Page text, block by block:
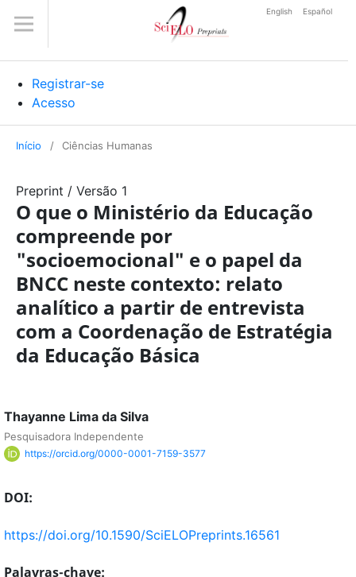
Registrar-se
Acesso
English Español
Início / Ciências Humanas
Preprint / Versão 1
O que o Ministério da Educação
compreende por
"socioemocional" e o papel da
BNCC neste contexto: relato
analítico a partir de entrevista
com a Coordenação de Estratégia
da Educação Básica
Thayanne Lima da Silva
Pesquisadora Independente
https://orcid.org/0000-0001-7159-3577
DOI:
https://doi.org/10.1590/SciELOPreprints.16561
Palavras-chave: